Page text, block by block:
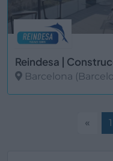
Reindesa |
Barcelona
« 1